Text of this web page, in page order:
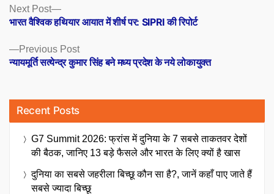
Posts
navigation
Previous PostPrevious
post:
न्यायमूर्ति सत्येन्द्र कुमार सिंह बने मध्य प्रदेश के नये लोकायुक्त
Next Post
Next
post:
भारत वैश्विक हथियार आयात में शीर्ष पर: SIPRI की रिपोर्ट
Recent Posts
G7 Summit 2026: फ्रांस में दुनिया के 7 सबसे ताकतवर देशों
की बैठक, जानिए 13 बड़े फैसले और भारत के लिए क्यों है खास
दुनिया का सबसे जहरीला बिच्छू कौन सा है?, जानें कहाँ पाए जाते हैं
सबसे ज्यादा बिच्छू